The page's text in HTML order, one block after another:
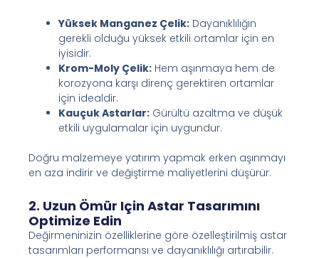
Yüksek Manganez Çelik:Dayanıklılığın
gerekli olduğu yüksek etkili ortamlar için en
iyisidir.
Krom-Moly Çelik:Hem aşınmaya hem de
korozyona karşı direnç gerektiren ortamlar
için idealdir.
Kauçuk Astarlar:Gürültü azaltma ve düşük
etkili uygulamalar için uygundur.
Doğru malzemeye yatırım yapmak erken aşınmayı
en aza indirir ve değiştirme maliyetlerini düşürür.
2. Uzun Ömür Için Astar Tasarımını
Optimize Edin
Değirmeninizin özelliklerine göre özelleştirilmiş astar
tasarımları performansı ve dayanıklılığı artırabilir.